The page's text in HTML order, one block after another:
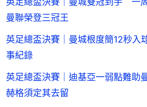
曼聯榮登三冠王
英足總盃決賽｜曼城根度簡12秒
事紀錄
英足總盃決賽｜迪基亞一弱點難
赫格須定其去留